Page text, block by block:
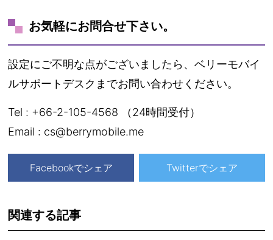
お気軽にお問合せ下さい。
設定にご不明な点がございましたら、ベリーモバイ
ルサポートデスクまでお問い合わせください。
Tel : +66-2-105-4568 （24時間受付）
Email : cs@berrymobile.me
Facebookでシェア Twitterでシェア
関連する記事